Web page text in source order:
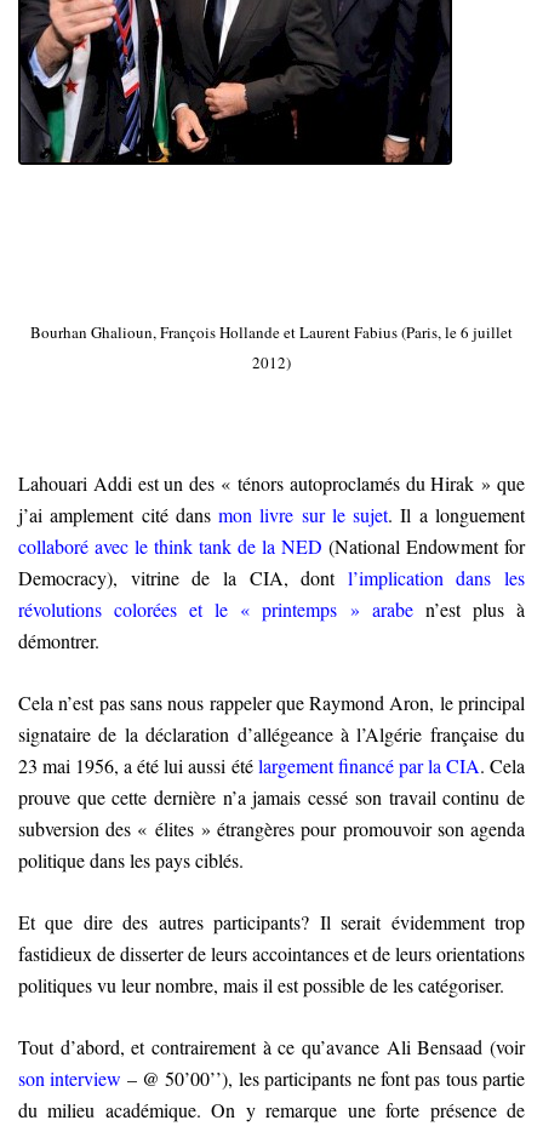
Bourhan Ghalioun, François Hollande et Laurent Fabius (Paris, le 6 juillet
2012)
Lahouari Addi est un des « ténors autoproclamés du Hirak » que
j’ai amplement cité dansmon livre sur le sujet. Il a longuement
collaboré avec le think tank de la NED (National Endowment for
Democracy), vitrine de la CIA, dont l’implication dans les
révolutions colorées et le « printemps » arabe n’est plus à
démontrer.
Cela n’est pas sans nous rappeler que Raymond Aron, le principal
signataire de la déclaration d’allégeance à l’Algérie française du
23 mai 1956, a été lui aussi étélargement financé par la CIA. Cela
prouve que cette dernière n’a jamais cessé son travail continu de
subversion des « élites » étrangères pour promouvoir son agenda
politique dans les pays ciblés.
Et que dire des autres participants? Il serait évidemment trop
fastidieux de disserter de leurs accointances et de leurs orientations
politiques vu leur nombre, mais il est possible de les catégoriser.
Tout d’abord, et contrairement à ce qu’avance Ali Bensaad (voir
son interview – @ 50’00’’), les participants ne font pas tous partie
du milieu académique. On y remarque une forte présence de